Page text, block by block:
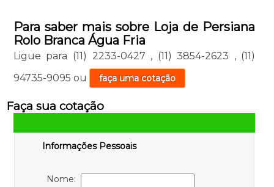
Para saber mais sobre Loja de Persiana
Rolo Branca Água Fria
Ligue para (11) 2233-0427 , (11) 3854-2623 , (11)
94735-9095 ou faça uma cotação
Faça sua cotação
Informações Pessoais
Nome: